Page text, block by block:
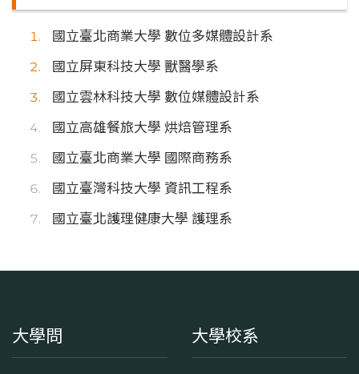
國立臺北商業大學 數位多媒體設計系
國立屏東科技大學 獸醫學系
國立雲林科技大學 數位媒體設計系
國立高雄餐旅大學 烘焙管理系
國立臺北商業大學 國際商務系
國立臺灣科技大學 資訊工程系
國立臺北護理健康大學 護理系
大學問 大學校系